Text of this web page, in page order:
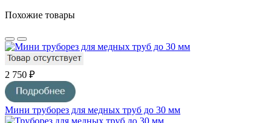
Похожие товары
2 750 ₽
Мини труборез для медных труб до 30 мм